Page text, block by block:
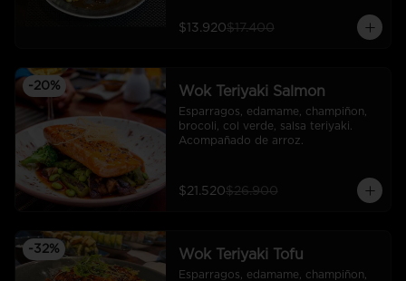
$13.920$17.400
-20% Wok Teriyaki Salmon
Esparragos, edamame, champiñon,
brocoli, col verde, salsa teriyaki.
Acompañado de arroz.
$21.520$26.900
-32% Wok Teriyaki Tofu
Esparragos, edamame, champiñon,